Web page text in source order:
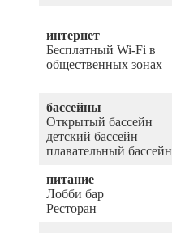
интернет
Бесплатный Wi-Fi в
общественных зонах
бассейны
Открытый бассейн
детский бассейн
плавательный бассейн
питание
Лобби бар
Ресторан